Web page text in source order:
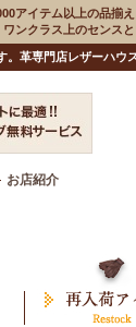
アイテム以上の品揃え
ンクラス上のセンス
革専門店レザーハウ
お店紹介